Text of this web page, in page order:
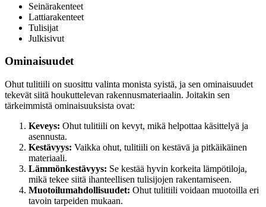
Seinärakenteet
Lattiarakenteet
Tulisijat
Julkisivut
Ominaisuudet
Ohut tulitiili on suosittu valinta monista syistä, ja sen ominaisuudet
tekevät siitä houkuttelevan rakennusmateriaalin. Joitakin sen
tärkeimmistä ominaisuuksista ovat:
Keveys: Ohut tulitiili on kevyt, mikä helpottaa käsittelyä ja
asennusta.
Kestävyys: Vaikka ohut, tulitiili on kestävä ja pitkäikäinen
materiaali.
Lämmönkestävyys: Se kestää hyvin korkeita lämpötiloja,
mikä tekee siitä ihanteellisen tulisijojen rakentamiseen.
Muotoilumahdollisuudet: Ohut tulitiili voidaan muotoilla eri
tavoin tarpeiden mukaan.